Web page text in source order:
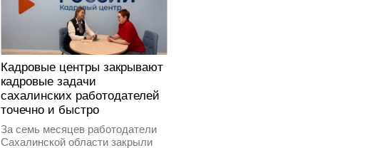
Кадровые центры закрывают
кадровые задачи
сахалинских работодателей
точечно и быстро
За семь месяцев работодатели
Сахалинской области закрыли